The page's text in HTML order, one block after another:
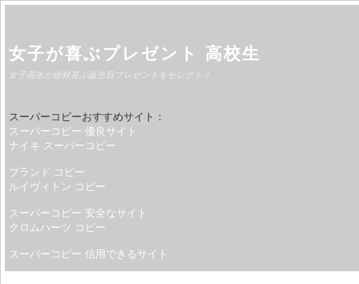
女子が喜ぶプレゼント 高校生
女子高生が絶対喜ぶ誕生日プレゼントをセレクト！
スーパーコピーおすすめサイト：
スーパーコピー 優良サイト
ナイキ スーパーコピー
ブランド コピー
ルイヴィトン コピー
スーパーコピー 安全なサイト
クロムハーツ コピー
スーパーコピー 信用できるサイト